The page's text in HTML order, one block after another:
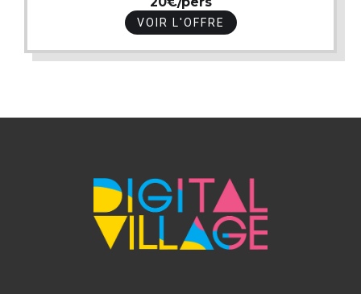
VOIR L'OFFRE